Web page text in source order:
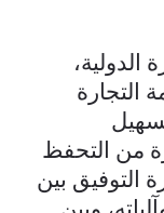
التجارة
من التحفظ
التوفيق بين
وبين